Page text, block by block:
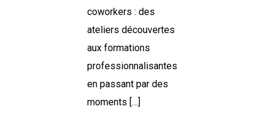
coworkers : des
ateliers découvertes
aux formations
professionnalisantes
en passant par des
moments […]